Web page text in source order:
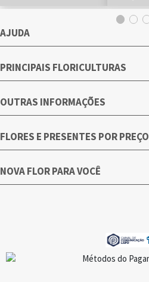
AJUDA
PRINCIPAIS FLORICULTURAS
OUTRAS INFORMAÇÕES
FLORES E PRESENTES POR PREÇO
NOVA FLOR PARA VOCÊ